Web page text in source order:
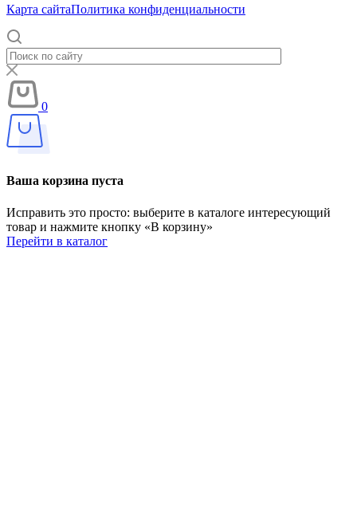
Карта сайтаПолитика конфиденциальности
0
Ваша корзина пуста
Исправить это просто: выберите в каталоге интересующий
товар и нажмите кнопку «В корзину»
Перейти в каталог